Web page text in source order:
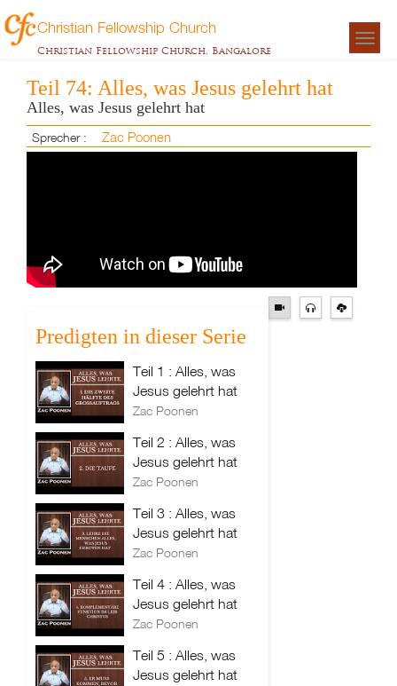
Christian Fellowship Church
Christian Fellowship Church, Bangalore
Teil 74: Alles, was Jesus gelehrt hat
Alles, was Jesus gelehrt hat
Sprecher : Zac Poonen
Predigten in dieser Serie
Teil 1 : Alles, was
Jesus gelehrt hat
Zac Poonen
Teil 2 : Alles, was
Jesus gelehrt hat
Zac Poonen
Teil 3 : Alles, was
Jesus gelehrt hat
Zac Poonen
Teil 4 : Alles, was
Jesus gelehrt hat
Zac Poonen
Teil 5 : Alles, was
Jesus gelehrt hat